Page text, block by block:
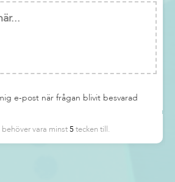
behöver vara minst 5tecken till.
e-post när frågan blivit besvarad